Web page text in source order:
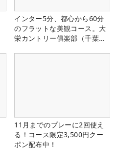
インター5分、都心から60分
のフラットな美観コース。大
栄カントリー俱楽部（千葉
11月までのプレーに2回使え
る！コース限定3,500円クー
ポン配布中！